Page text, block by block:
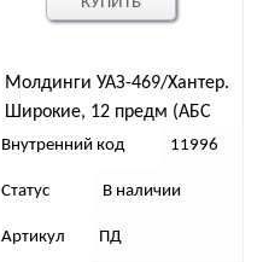
Молдинги УАЗ-469/Хантер.
Широкие, 12 предм (АБС
пластик)
Внутренний код 11996
Статус В наличии
Артикул ПД